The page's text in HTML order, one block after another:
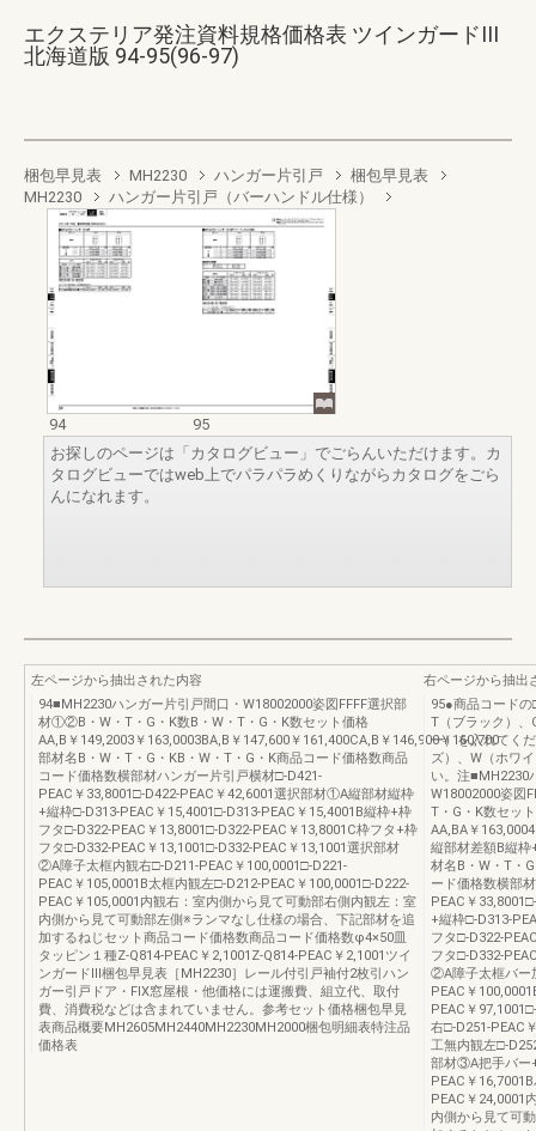
エクステリア発注資料規格価格表 ツインガードIII
北海道版 94-95(96-97)
梱包早見表 MH2230 ハンガー片引戸
梱包早見表
MH2230
ハンガー片引戸（バーハンドル仕様）
94
95
お探しのページは「カタログビュー」でごらんいただけます。カ
タログビューではweb上でパラパラめくりながらカタログをごら
んになれます。
左ページから抽出された内容
94■MH2230ハンガー片引戸間口・W18002000姿図FFFF選択部
材①②B・W・T・G・K数B・W・T・G・K数セット価格
AA,B￥149,2003￥163,0003BA,B￥147,600￥161,400CA,B￥146,900￥160,700
部材名B・W・T・G・KB・W・T・G・K商品コード価格数商品
コード価格数横部材ハンガー片引戸横材□-D421-
PEAC￥33,8001□-D422-PEAC￥42,6001選択部材①A縦部材縦枠
+縦枠□-D313-PEAC￥15,4001□-D313-PEAC￥15,4001B縦枠+枠
フタ□-D322-PEAC￥13,8001□-D322-PEAC￥13,8001C枠フタ+枠
フタ□-D332-PEAC￥13,1001□-D332-PEAC￥13,1001選択部材
②A障子太框内観右□-D211-PEAC￥100,0001□-D221-
PEAC￥105,0001B太框内観左□-D212-PEAC￥100,0001□-D222-
PEAC￥105,0001内観右：室内側から見て可動部右側内観左：室
内側から見て可動部左側※ランマなし仕様の場合、下記部材を追
加するねじセット商品コード価格数商品コード価格数φ4×50皿
タッピン１種Z-Q814-PEAC￥2,1001Z-Q814-PEAC￥2,1001ツイ
ンガードⅢ梱包早見表［MH2230］レール付引戸袖付2枚引ハン
ガー引戸ドア・FIX窓屋根・他価格には運搬費、組立代、取付
費、消費税などは含まれていません。参考セット価格梱包早見
表商品概要MH2605MH2440MH2230MH2000梱包明細表特注品
価格表
右ページから抽出
95●商品コード
T（ブラック）、
ー）を入れてく
ズ）、W（ホワ
い。注■MH2230
W18002000姿図
T・G・K数セッ
AA,BA￥
縦部材差額B縦
材名B・W・T・
ード価格数横部
PEAC￥
+縦枠□-D313-
フタ□-D322-
フタ□-D332-
②A障子太框バー
PEAC￥
PEAC￥
右□-D251-PEAC
工無内観左□-
部材③A把手バー
PEAC￥
PEAC￥24,0001
内側から見て可